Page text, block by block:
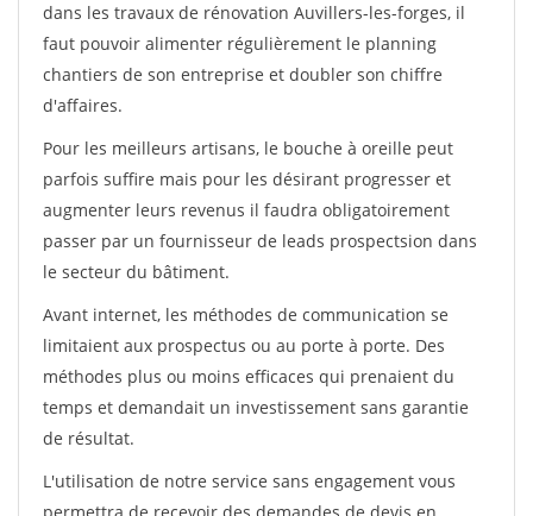
dans les travaux de rénovation Auvillers-les-forges, il
faut pouvoir alimenter régulièrement le planning
chantiers de son entreprise et doubler son chiffre
d'affaires.
Pour les meilleurs artisans, le bouche à oreille peut
parfois suffire mais pour les désirant progresser et
augmenter leurs revenus il faudra obligatoirement
passer par un fournisseur de leads prospectsion dans
le secteur du bâtiment.
Avant internet, les méthodes de communication se
limitaient aux prospectus ou au porte à porte. Des
méthodes plus ou moins efficaces qui prenaient du
temps et demandait un investissement sans garantie
de résultat.
L'utilisation de notre service sans engagement vous